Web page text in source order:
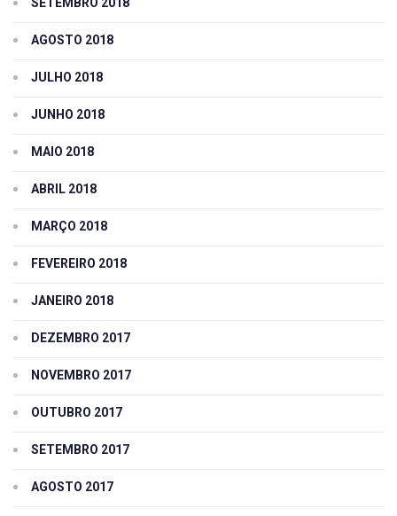
AGOSTO 2018
JULHO 2018
JUNHO 2018
MAIO 2018
ABRIL 2018
MARÇO 2018
FEVEREIRO 2018
JANEIRO 2018
DEZEMBRO 2017
NOVEMBRO 2017
OUTUBRO 2017
SETEMBRO 2017
AGOSTO 2017